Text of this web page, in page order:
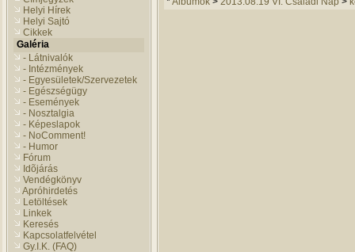
Helyi Hírek
Helyi Sajtó
Cikkek
Galéria
- Látnivalók
- Intézmények
- Egyesületek/Szervezetek
- Egészségügy
- Események
- Nosztalgia
- Képeslapok
- NoComment!
- Humor
Fórum
Idõjárás
Vendégkönyv
Apróhirdetés
Letöltések
Linkek
Keresés
Kapcsolatfelvétel
Gy.I.K. (FAQ)